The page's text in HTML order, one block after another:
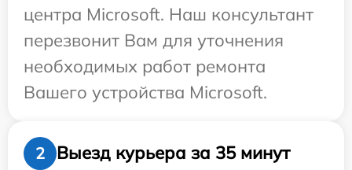
центра Microsoft. Наш консультант
перезвонит Вам для уточнения
необходимых работ ремонта
Вашего устройства Microsoft.
2
Выезд курьера за 35 минут